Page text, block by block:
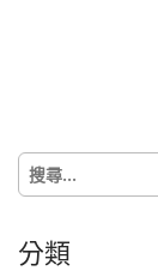
搜
尋
字:
分類